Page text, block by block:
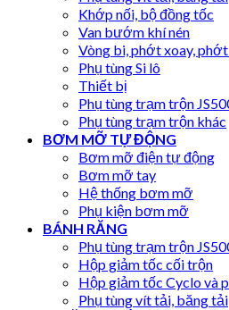
Khớp nối, bộ đồng tốc
Van bướm khí nén
Vòng bi, phớt xoay,
Phụ tùng Si lô
Thiết bị
Phụ tùng trạm trộn
Phụ tùng trạm trộn khác
BƠM MỠ TỰ ĐỘNG
Bơm mỡ điện tự động
Bơm mỡ tay
Hệ thống bơm mỡ
Phụ kiện bơm mỡ
BÁNH RĂNG
Phụ tùng trạm trộn
Hộp giảm tốc cối trộn
Hộp giảm tốc Cyclo và
Phụ tùng vít tải, băng tải